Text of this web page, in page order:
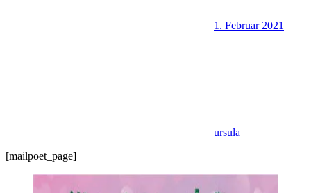
1. Februar 2021
ursula
[mailpoet_page]